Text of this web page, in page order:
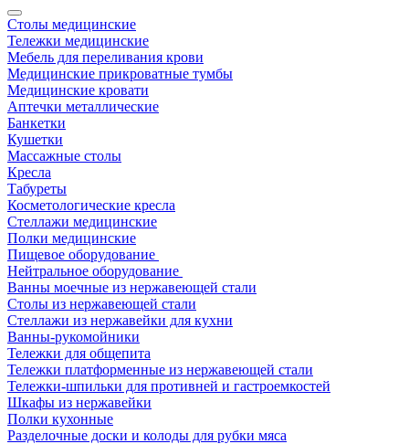
Столы медицинские
Тележки медицинские
Мебель для переливания крови
Медицинские прикроватные тумбы
Медицинские кровати
Аптечки металлические
Банкетки
Кушетки
Массажные столы
Кресла
Табуреты
Косметологические кресла
Стеллажи медицинские
Полки медицинские
Пищевое оборудование
Нейтральное оборудование
Ванны моечные из нержавеющей стали
Столы из нержавеющей стали
Стеллажи из нержавейки для кухни
Ванны-рукомойники
Тележки для общепита
Тележки платформенные из нержавеющей стали
Тележки-шпильки для противней и гастроемкостей
Шкафы из нержавейки
Полки кухонные
Разделочные доски и колоды для рубки мяса